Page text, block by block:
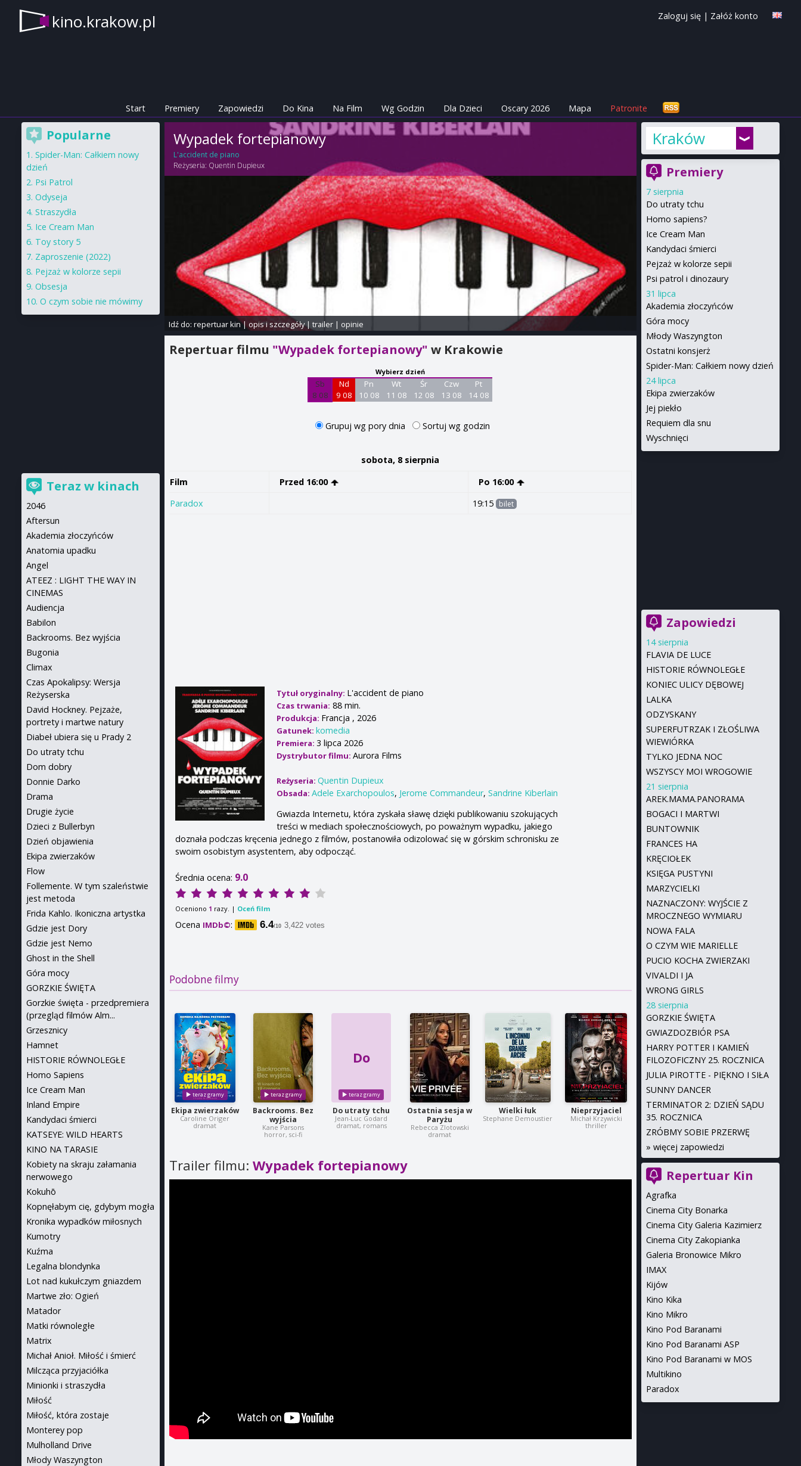
kino.krakow.pl Zaloguj się | Załóż konto
Start Premiery Zapowiedzi Do Kina Na Film Wg Godzin Dla Dzieci Oscary 2026 Mapa Patronite
Wypadek fortepianowy
L'accident de piano
Reżyseria: Quentin Dupieux
Idź do: repertuar kin| opis i szczegóły| trailer| opinie
Repertuar filmu "Wypadek fortepianowy"w Krakowie
Wybierz dzień
Sb
8 08
Nd
9 08
Pn
10 08
Wt
11 08
Śr
12 08
Czw
13 08
Pt
14 08
Grupuj wg pory dnia Sortuj wg godzin
sobota, 8 sierpnia
Film
Przed 16:00
Po 16:00
Paradox
19:15 bilet
Tytuł oryginalny: L'accident de piano
Czas trwania: 88 min.
Produkcja: Francja , 2026
Gatunek:komedia
Premiera:3 lipca 2026
Dystrybutor filmu:Aurora Films
Reżyseria:Quentin Dupieux
Obsada:Adele Exarchopoulos, Jerome Commandeur,Sandrine Kiberlain
Gwiazda Internetu, która zyskała sławę dzięki publikowaniu szokujących
treści w mediach społecznościowych, po poważnym wypadku, jakiego
doznała podczas kręcenia jednego z filmów, postanowiła odizolować się w górskim schronisku ze
swoim osobistym asystentem, aby odpocząć.
Średnia ocena: 9.0
Oceniono 1 razy. | Oceń film
Ocena IMDb©: 6.4/10 3,422 votes
Podobne filmy
Ekipa zwierzaków
Caroline Origer
dramat
Backrooms. Bez
wyjścia
Kane Parsons
horror, sci-fi
Do
Do utraty tchu
Jean-Luc Godard
dramat, romans
Ostatnia sesja w
Paryżu
Rebecca Zlotowski
dramat
Wielki łuk
Stephane Demoustier
Nieprzyjaciel
Michał Krzywicki
thriller
Trailer filmu:Wypadek fortepianowy
Kraków
Premiery
7 sierpnia
Do utraty tchu
Homo sapiens?
Ice Cream Man
Kandydaci śmierci
Pejzaż w kolorze sepii
Psi patrol i dinozaury
31 lipca
Akademia złoczyńców
Góra mocy
Młody Waszyngton
Ostatni konsjerż
Spider-Man: Całkiem nowy dzień
24 lipca
Ekipa zwierzaków
Jej piekło
Requiem dla snu
Wyschnięci
Zapowiedzi
14 sierpnia
FLAVIA DE LUCE
HISTORIE RÓWNOLEGŁE
KONIEC ULICY DĘBOWEJ
LALKA
ODZYSKANY
SUPERFUTRZAK I ZŁOŚLIWA
WIEWIÓRKA
TYLKO JEDNA NOC
WSZYSCY MOI WROGOWIE
21 sierpnia
AREK.MAMA.PANORAMA
BOGACI I MARTWI
BUNTOWNIK
FRANCES HA
KRĘCIOŁEK
KSIĘGA PUSTYNI
MARZYCIELKI
NAZNACZONY: WYJŚCIE Z
MROCZNEGO WYMIARU
NOWA FALA
O CZYM WIE MARIELLE
PUCIO KOCHA ZWIERZAKI
VIVALDI I JA
WRONG GIRLS
28 sierpnia
GORZKIE ŚWIĘTA
GWIAZDOZBIÓR PSA
HARRY POTTER I KAMIEŃ
FILOZOFICZNY 25. ROCZNICA
JULIA PIROTTE - PIĘKNO I SIŁA
SUNNY DANCER
TERMINATOR 2: DZIEŃ SĄDU
35. ROCZNICA
ZRÓBMY SOBIE PRZERWĘ
» więcej zapowiedzi
Repertuar Kin
Agrafka
Cinema City Bonarka
Cinema City Galeria Kazimierz
Cinema City Zakopianka
Galeria Bronowice Mikro
IMAX
Kijów
Kino Kika
Kino Mikro
Kino Pod Baranami
Kino Pod Baranami ASP
Kino Pod Baranami w MOS
Multikino
Paradox
Popularne
Spider-Man: Całkiem nowy
dzień
Psi Patrol
Odyseja
Straszydła
Ice Cream Man
Toy story 5
Zaproszenie (2022)
Pejzaż w kolorze sepii
Obsesja
O czym sobie nie mówimy
Teraz w kinach
2046
Aftersun
Akademia złoczyńców
Anatomia upadku
Angel
ATEEZ : LIGHT THE WAY IN
CINEMAS
Audiencja
Babilon
Backrooms. Bez wyjścia
Bugonia
Climax
Czas Apokalipsy: Wersja
Reżyserska
David Hockney. Pejzaże,
portrety i martwe natury
Diabeł ubiera się u Prady 2
Do utraty tchu
Dom dobry
Donnie Darko
Drama
Drugie życie
Dzieci z Bullerbyn
Dzień objawienia
Ekipa zwierzaków
Flow
Follemente. W tym szaleństwie
jest metoda
Frida Kahlo. Ikoniczna artystka
Gdzie jest Dory
Gdzie jest Nemo
Ghost in the Shell
Góra mocy
GORZKIE ŚWIĘTA
Gorzkie święta - przedpremiera
(przegląd filmów Alm...
Grzesznicy
Hamnet
HISTORIE RÓWNOLEGŁE
Homo Sapiens
Ice Cream Man
Inland Empire
Kandydaci śmierci
KATSEYE: WILD HEARTS
KINO NA TARASIE
Kobiety na skraju załamania
nerwowego
Kokuhō
Kopnęłabym cię, gdybym mogła
Kronika wypadków miłosnych
Kumotry
Kuźma
Legalna blondynka
Lot nad kukułczym gniazdem
Martwe zło: Ogień
Matador
Matki równoległe
Matrix
Michał Anioł. Miłość i śmierć
Milcząca przyjaciółka
Minionki i straszydła
Miłość
Miłość, która zostaje
Monterey pop
Mulholland Drive
Młody Waszyngton